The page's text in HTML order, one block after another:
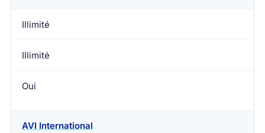
Illimité
Illimité
Oui
AVI International